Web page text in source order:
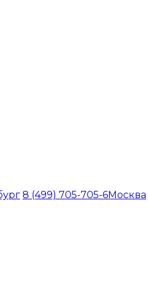
8 (499) 705-705-6Москва